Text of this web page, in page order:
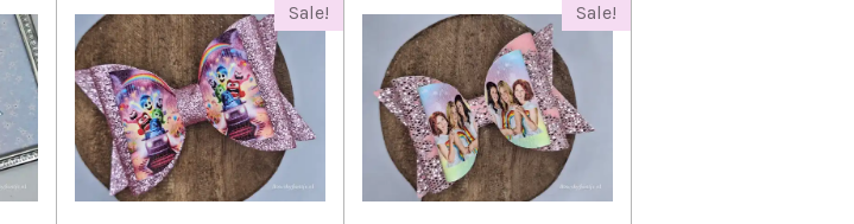
Sale! Sale!